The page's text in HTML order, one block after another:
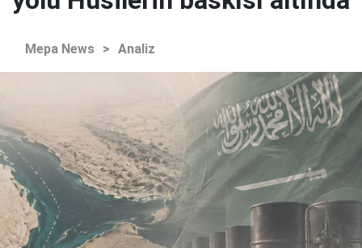
Mepa News > Analiz